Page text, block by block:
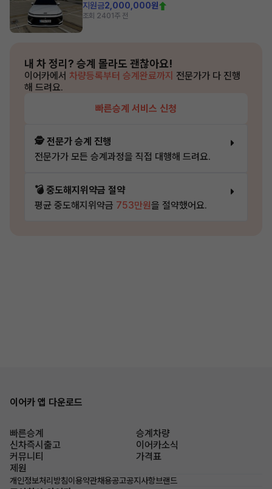
지원금2,000,000원
조회 2401주 전
내 차 정리? 승계 몰라도 괜찮아요!
이어카에서 차량등록부터 승계완료까지 전문가가 다 진행
해 드려요.
빠른승계 서비스 신청
🕵️ 전문가 승계 진행
전문가가 모든 승계과정을 직접 대행해 드려요.
💣 중도해지위약금 절약
평균 중도해지위약금 753만원을 절약했어요.
이어카 앱 다운로드
빠른승계
승계차량
신차즉시출고
이어카소식
커뮤니티
가격표
제원
개인정보처리방침이용약관채용공고공지사항브랜드